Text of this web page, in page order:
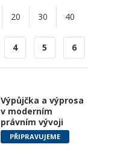
20 30 40
4 5 6
Výpůjčka a výprosa
v moderním
právním vývoji
PŘIPRAVUJEME